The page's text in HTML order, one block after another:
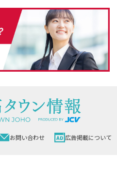
お問い合わせ 広告掲載について